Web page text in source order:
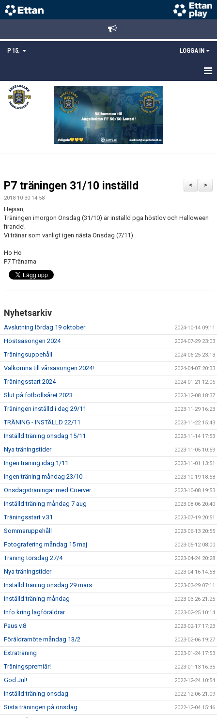
P 15. LOGGA IN
HEM
TRUPPEN
MEDLEMSANMÄLAN
>
<
P7 träningen 31/10 inställd
2018-10-30 14:58
Hejsan,
Träningen imorgon Onsdag (31/10) är inställd pga höstlov och Halloween
firande!
Vi tränar som vanligt igen nästa Onsdag (7/11)
Ho Ho
P7 Tränarna
Nyhetsarkiv
Avslutning lördag 19 oktober 2024-10-14 09:11
Höstsäsongen 2024 2024-07-29 23:03
Träningsuppehåll 2024-06-25 23:13
Välkomna till vårsäsongen 2024! 2024-04-07 20:33
Träningsstart 2024 2024-01-21 12:06
Slut på fotbollsåret 2023 2023-12-08 18:37
Träningen inställd i dag 29/11 2023-11-29 16:23
TRÄNING - INSTÄLLD 22/11 2023-11-22 15:43
Inställd träning onsdag 15/11 2023-11-14 17:53
Nya träningstider 2023-11-05 10:59
Ingen träning idag 1/11 2023-11-01 13:51
Ingen träning måndag 23/10 2023-10-19 18:58
Onsdagsträningar med Coerver 2023-10-08 19:53
Inställd träning måndag 7 aug 2023-08-06 20:40
Träningsstart v.31 2023-07-19 20:51
Sommaruppehåll 2023-06-13 20:55
Fotografering måndag 15 maj 2023-05-12 08:00
Träning torsdag 27/4 2023-04-24 20:28
Nya träningstider 2023-04-16 14:58
Inställd träning onsdag 29 mars 2023-03-29 07:11
Inställd träning måndag 2023-03-26 21:25
Info kring lagföräldrar 2023-02-25 10:14
Paus v.8 2023-02-17 17:23
Föräldramöte måndag 13/2 2023-02-06 19:27
Extraträning 2023-01-24 17:53
Träningspremiär! 2023-01-13 16:35
God Jul! 2022-12-24 10:54
Inställd träning onsdag 2022-12-06 21:09
Sista träningen på onsdag 2022-12-04 15:46